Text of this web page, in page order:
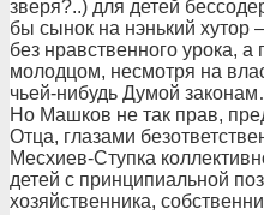
зверя?..) для детей
бы сынок на нэнький
без нравственного урока,
молодцом, несмотря на
чьей-нибудь Думой
Но Машков не так прав,
Отца, глазами
Месхиев-Ступка
детей с принципиальной
хозяйственника,